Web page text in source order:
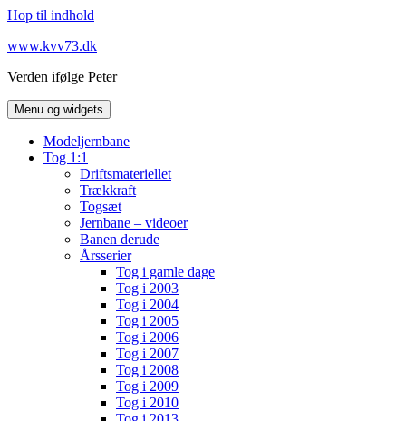
Hop til indhold
www.kvv73.dk
Verden ifølge Peter
Menu og widgets
Modeljernbane
Tog 1:1
Driftsmateriellet
Trækkraft
Togsæt
Jernbane – videoer
Banen derude
Årsserier
Tog i gamle dage
Tog i 2003
Tog i 2004
Tog i 2005
Tog i 2006
Tog i 2007
Tog i 2008
Tog i 2009
Tog i 2010